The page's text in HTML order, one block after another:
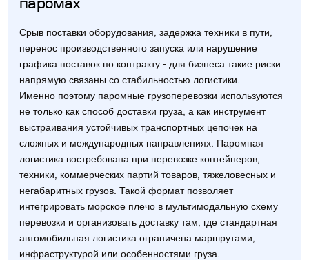
паромах
Срыв поставки оборудования, задержка техники в пути,
перенос производственного запуска или нарушение
графика поставок по контракту - для бизнеса такие риски
напрямую связаны со стабильностью логистики.
Именно поэтому паромные грузоперевозки используются
не только как способ доставки груза, а как инструмент
выстраивания устойчивых транспортных цепочек на
сложных и международных направлениях. Паромная
логистика востребована при перевозке контейнеров,
техники, коммерческих партий товаров, тяжеловесных и
негабаритных грузов. Такой формат позволяет
интегрировать морское плечо в мультимодальную схему
перевозки и организовать доставку там, где стандартная
автомобильная логистика ограничена маршрутами,
инфраструктурой или особенностями груза.